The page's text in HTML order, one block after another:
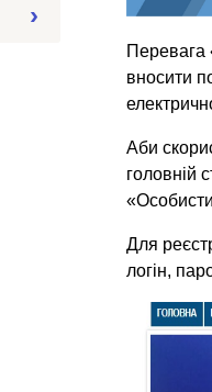
Перевага
вносити
Аби
головній
Для
логін,